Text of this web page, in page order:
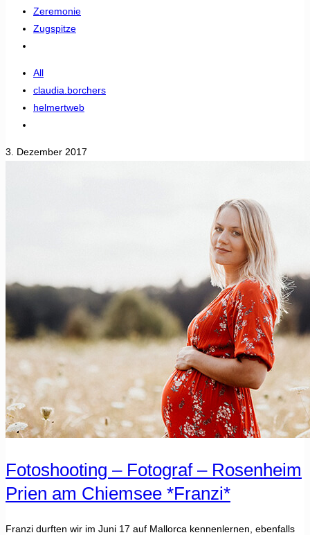
Zeremonie
Zugspitze
All
claudia.borchers
helmertweb
3. Dezember 2017
Fotoshooting – Fotograf – Rosenheim
Prien am Chiemsee *Franzi*
Franzi durften wir im Juni 17 auf Mallorca kennenlernen, ebenfalls